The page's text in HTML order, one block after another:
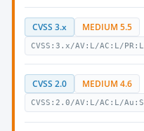
CVSS 3.x MEDIUM 5.5
CVSS:3.x/AV:L/AC:L/
CVSS 2.0 MEDIUM 4.6
CVSS:2.0/AV:L/AC:L/